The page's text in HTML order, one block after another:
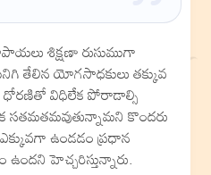
శిక్షణా రుసుముగా
తేలిన యోగసాధకులు తక్కువ
ధోరణితో విధిలేక పోరాడాల్సి
కొందరు
ఉండడం ప్రధాన
హెచ్చరిస్తున్నారు.